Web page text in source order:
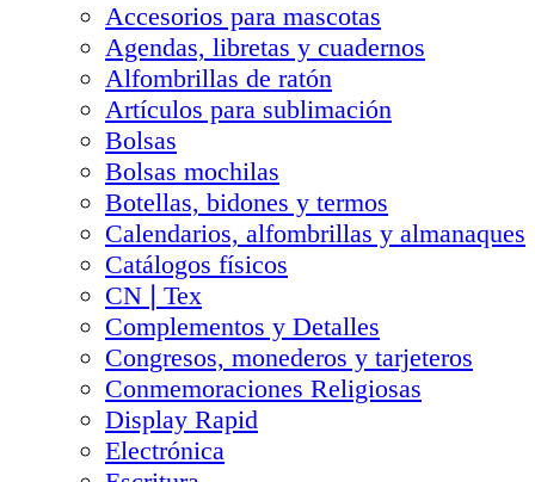
Accesorios para mascotas
Agendas, libretas y cuadernos
Alfombrillas de ratón
Artículos para sublimación
Bolsas
Bolsas mochilas
Botellas, bidones y termos
Calendarios, alfombrillas y almanaques
Catálogos físicos
CN❘Tex
Complementos y Detalles
Congresos, monederos y tarjeteros
Conmemoraciones Religiosas
Display Rapid
Electrónica